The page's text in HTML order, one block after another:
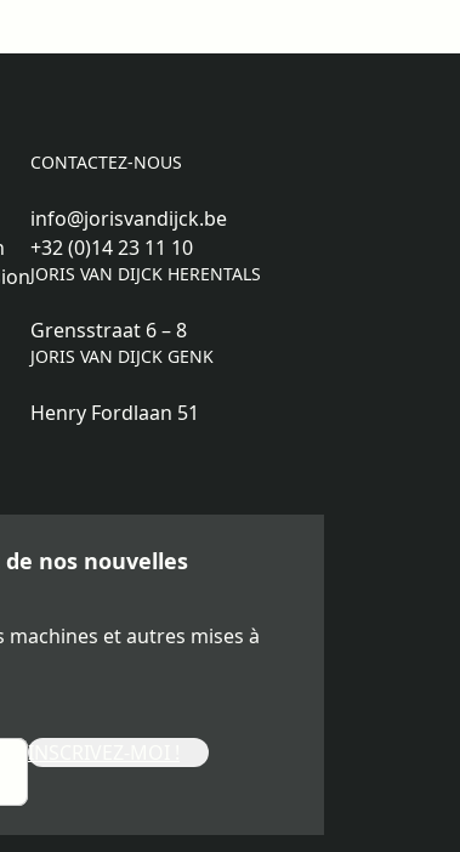
CONTACTEZ-NOUS
info@jorisvandijck.be
+32 (0)14 23 11 10
JORIS VAN DIJCK HERENTALS
Grensstraat 6 – 8
JORIS VAN DIJCK GENK
Henry Fordlaan 51
nos nouvelles
et autres mises à
INSCRIVEZ-MOI !